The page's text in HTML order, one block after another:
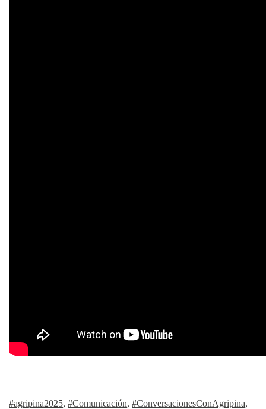
#agripina2025, #Comunicación, #ConversacionesConAgripina,